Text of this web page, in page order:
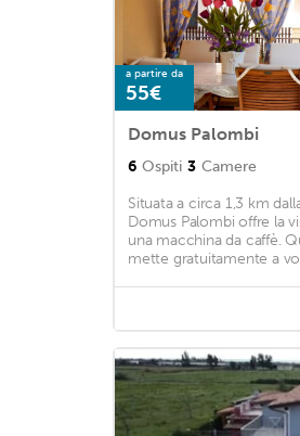
a partire da
55€
Domus Palombi
6 Ospiti 3 Camere
Situata a circa 1,3 km
Domus Palombi offre la
una macchina da caffè.
mette gratuitamente a